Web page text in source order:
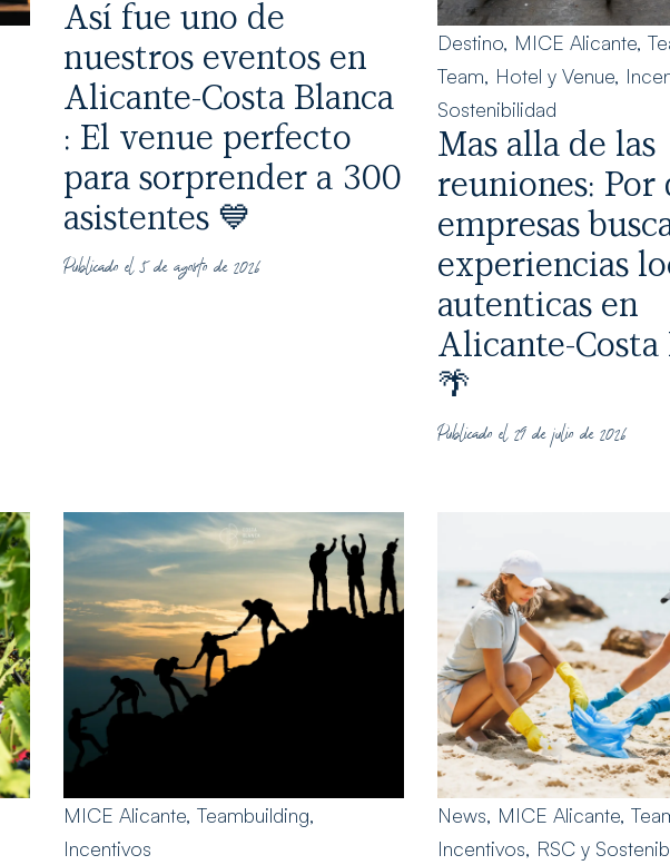
Así fue uno de
nuestros eventos en
Alicante-Costa Blanca
: El venue perfecto
para sorprender a 300
asistentes 💙
Publicado el 5 de agosto de 2026
Destino, MICE Alicante,
Team, Hotel y Venue,
Sostenibilidad
Mas alla de las
reuniones: Por
empresas
experiencias
autenticas en
Alicante-Costa
🌴
Publicado el 29 de julio de 2026
MICE Alicante, Teambuilding,
Incentivos
News, MICE Alicante,
Incentivos, RSC y